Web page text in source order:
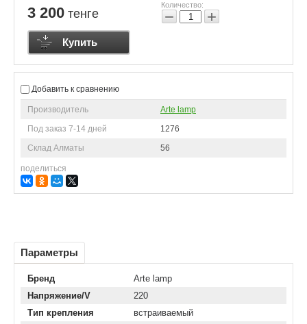
3 200 тенге
Количество:
− +
Купить
Добавить к сравнению
Производитель
Arte lamp
Под заказ 7-14 дней
1276
Склад Алматы
56
поделиться
Параметры
Бренд
Arte lamp
Напряжение/V
220
Тип крепления
встраиваемый